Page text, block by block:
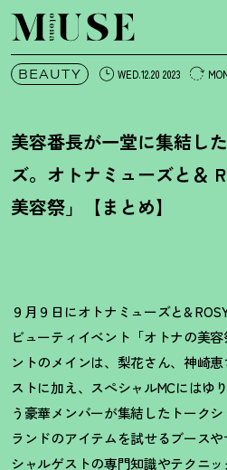
オトナミューズ ウェブ
BEAUTY WED.12.20 2023
美容番長が一堂に集結し
ズ。オトナミューズと＆
美容祭」【まとめ】
９月９日にオトナミューズと&
ビューティイベント「オトナの美
ントのメインは、梨花さん、神崎恵
ストに加え、スぺシャルMCにはゆ
う豪華メンバーが集結したトーク
ランドのアイテムを試せるブース
シャルゲストの専門知識やテクニ